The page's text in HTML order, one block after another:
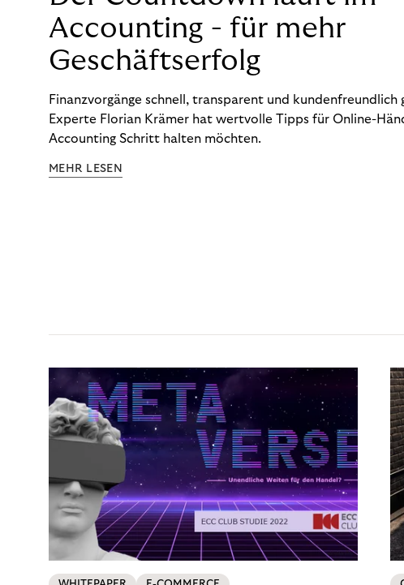
Accounting - für mehr
Geschäftserfolg
Finanzvorgänge schnell, transparent und
Experte Florian Krämer hat wertvolle Tipps für Online-
Accounting Schritt halten möchten.
MEHR LESEN